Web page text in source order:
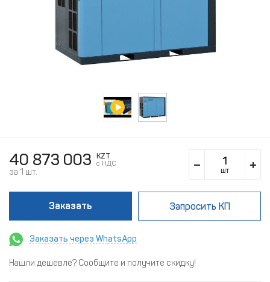
40 873 003
KZT
c НДС
за 1 шт. шт
Заказать Запросить КП
Заказать через WhatsApp
Нашли дешевле? Сообщите и получите скидку!